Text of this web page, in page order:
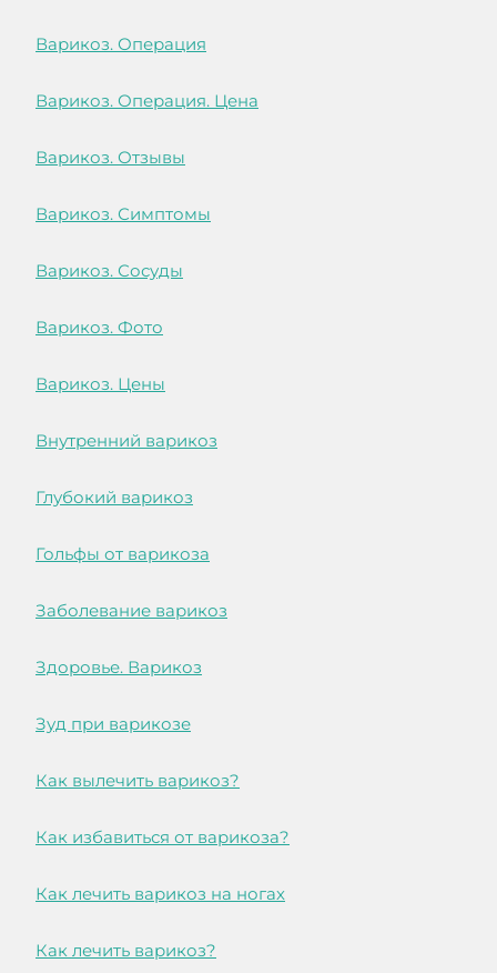
Варикоз. Операция
Варикоз. Операция. Цена
Варикоз. Отзывы
Варикоз. Симптомы
Варикоз. Сосуды
Варикоз. Фото
Варикоз. Цены
Внутренний варикоз
Глубокий варикоз
Гольфы от варикоза
Заболевание варикоз
Здоровье. Варикоз
Зуд при варикозе
Как вылечить варикоз?
Как избавиться от варикоза?
Как лечить варикоз на ногах
Как лечить варикоз?